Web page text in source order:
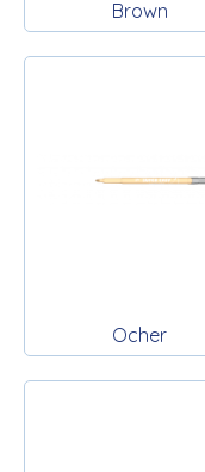
Brown
Ocher